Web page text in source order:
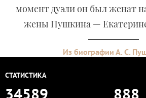
момент дуэли он был женат
жены Пушкина —
Из биографии А. С.
СТАТИСТИКА
34589 888